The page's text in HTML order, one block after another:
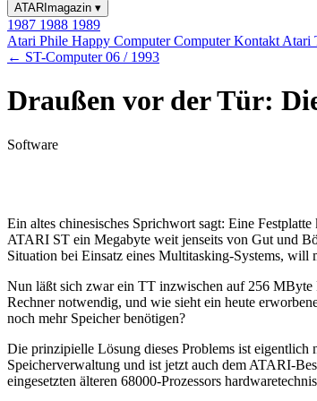
ATARImagazin ▾
1987 1988 1989
Atari Phile Happy ComputerComputer Kontakt Atari
← ST-Computer 06 / 1993
Draußen vor der Tür:
Software
Ein altes chinesisches Sprichwort sagt: Eine
ATARI ST ein Megabyte weit jenseits von Gut und
Situation bei Einsatz eines Multitasking-Systems,
Nun läßt sich zwar ein TT inzwischen auf 256 MByte
Rechner notwendig, und wie sieht ein heute
noch mehr Speicher benötigen?
Die prinzipielle Lösung dieses Problems ist
Speicherverwaltung und ist jetzt auch dem ATARI-
eingesetzten älteren 68000-Prozessors